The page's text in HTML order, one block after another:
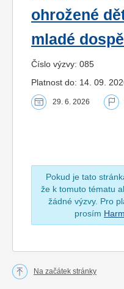
ohrožené
mladé
Číslo výzvy: 085
Platnost do: 14. 09.
29. 6. 2026
Pokud je tato
že k tomuto tématu
žádné výzvy. Pro
prosím
Na začátek stránky